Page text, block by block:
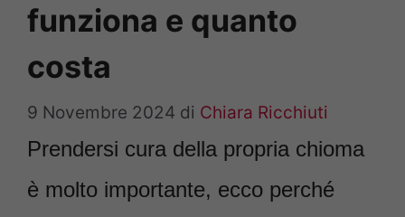
funziona e quanto
costa
9 Novembre 2024 di Chiara Ricchiuti
Prendersi cura della propria chioma
è molto importante, ecco perché